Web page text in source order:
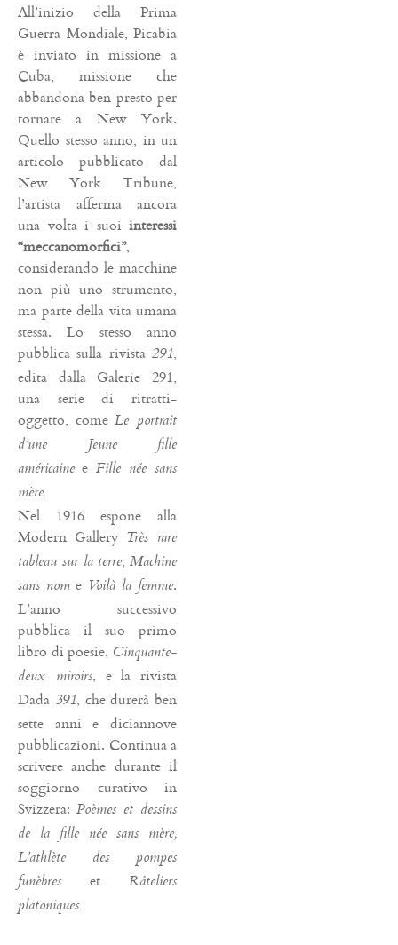
All’inizio della Prima
Guerra Mondiale, Picabia
è inviato in missione a
Cuba, missione che
abbandona ben presto per
tornare a New York.
Quello stesso anno, in un
articolo pubblicato dal
New York Tribune,
l’artista afferma ancora
una volta i suoi interessi
“meccanomorfici”,
considerando le macchine
non più uno strumento,
ma parte della vita umana
stessa. Lo stesso anno
pubblica sulla rivista 291,
edita dalla Galerie 291,
una serie di ritratti-
oggetto, comeLe portrait
d’une Jeune fille
américainee Fille née sans
mère.
Nel 1916 espone alla
Modern Gallery Très rare
tableau sur la terre, Machine
sans nom e Voilà la femme.
L’anno successivo
pubblica il suo primo
libro di poesie, Cinquante-
deux miroirs, e la rivista
Dada 391, che durerà ben
sette anni e diciannove
pubblicazioni. Continua a
scrivere anche durante il
soggiorno curativo in
Svizzera: Poèmes et dessins
de la fille née sans mère,
L’athlète des pompes
funèbres et Râteliers
platoniques.